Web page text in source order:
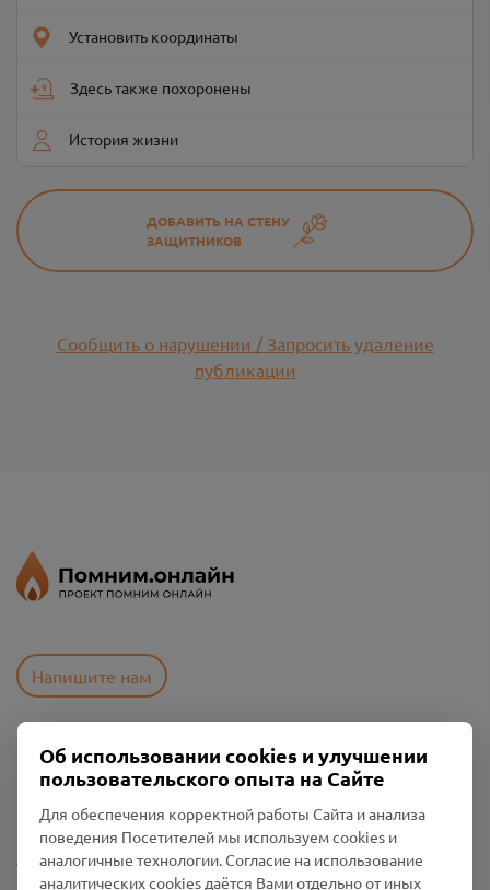
Установить координаты
Здесь также похоронены
История жизни
ДОБАВИТЬ НА СТЕНУ
ЗАЩИТНИКОВ
Сообщить о нарушении / Запросить удаление
публикации
Напишите нам
Пользовательское соглашение
Политика конфиденциальности
Промо-материалы
Настройки cookies
Об использовании cookies и улучшении
пользовательского опыта на Сайте
Для обеспечения корректной работы Сайта и анализа
поведения Посетителей мы используем cookies и
аналогичные технологии. Согласие на использование
аналитических cookies даётся Вами отдельно от иных